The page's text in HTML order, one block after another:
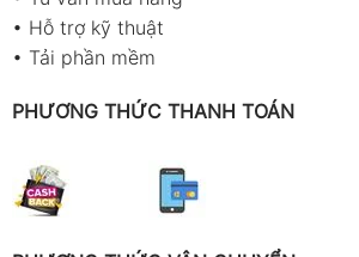
• Hỗ trợ kỹ thuật
• Tải phần mềm
PHƯƠNG THỨC THANH TOÁN